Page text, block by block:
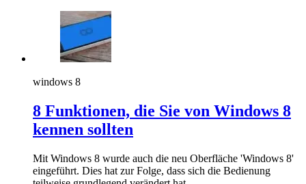
windows 8
8 Funktionen, die Sie von Windows 8
kennen sollten
Mit Windows 8 wurde auch die neu Oberfläche 'Windows 8'
eingeführt. Dies hat zur Folge, dass sich die Bedienung